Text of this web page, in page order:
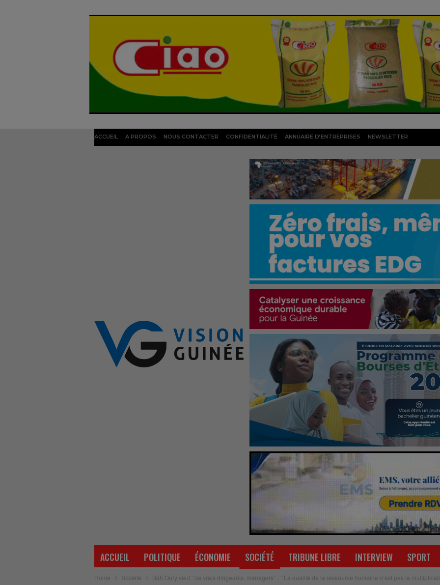
ACCUEIL A PROPOS NOUS CONTACTER CONFIDENTIALITÉ ANNUAIRE D’ENTREPRISES NEWSLETTER
ACCUEIL POLITIQUE ÉCONOMIE SOCIÉTÉ TRIBUNE LIBRE INTERVIEW SPORT
Home Société Bah Oury veut ‘’de vrais dirigeants, managers’’ : ‘’La qualité de la ressource humaine n’est pas la